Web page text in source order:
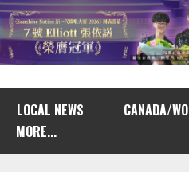
LOCAL NEWS
CANADA/
MORE...